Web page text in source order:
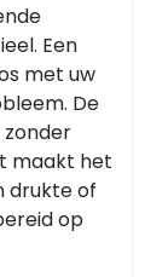
Een
met uw
De
maakt het
drukte of
op